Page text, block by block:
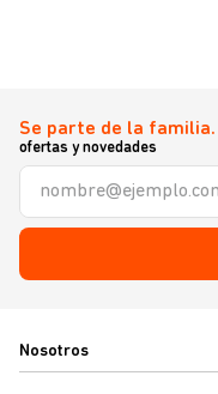
Se parte de la familia.
ofertas y novedades
Nosotros